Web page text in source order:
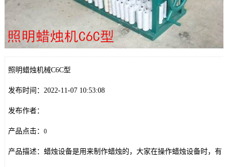
照明蜡烛机械C6C型
发布时间：2022-11-07 10:53:08
发布作者：
产品点击： 0
产品描述：蜡烛设备是用来制作蜡烛的，大家在操作蜡烛设备时，有